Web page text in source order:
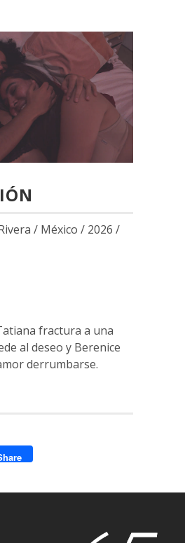
/ México / 2026 /
fractura a una
al deseo y Berenice
derrumbarse.